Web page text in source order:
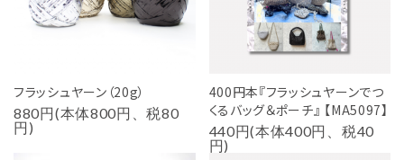
フラッシュヤーン（20g）
880円(本体800円、税80
円)
400円本『フラッシュヤーンでつ
くるバッグ＆ポーチ』 【MA5097】
440円(本体400円、税40
円)